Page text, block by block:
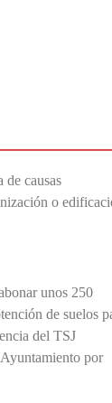
de causas
o
unos 250
de suelos
del TSJ
por